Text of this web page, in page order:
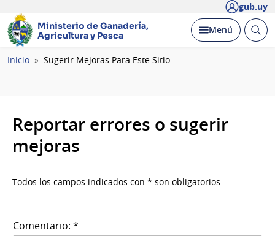
gub.uy
Ministerio de Ganadería,
Agricultura y Pesca
Desplegar
Menú Abrir
Ruta
Inicio Sugerir Mejoras Para Este Sitio
Reportar errores o sugerir
mejoras
Todos los campos indicados con * son obligatorios
Comentario: *